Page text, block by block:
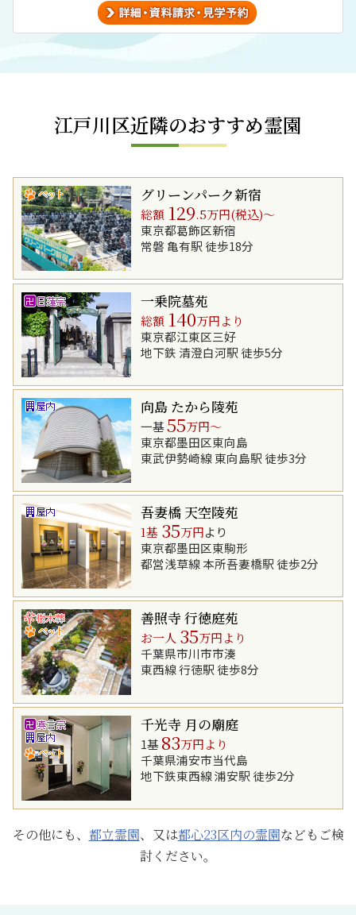
江戸川区近隣のおすすめ霊園
グリーンパーク新宿
総額 129.5万円(税込)～
東京都葛飾区新宿
常磐 亀有駅 徒歩18分
一乗院墓苑
総額 140万円より
東京都江東区三好
地下鉄 清澄白河駅 徒歩5分
向島 たから陵苑
一基55万円～
東京都墨田区東向島
東武伊勢崎線 東向島駅 徒歩3分
吾妻橋 天空陵苑
1基 35万円より
東京都墨田区東駒形
都営浅草線 本所吾妻橋駅 徒歩2分
善照寺 行徳庭苑
お一人 35万円より
千葉県市川市市湊
東西線 行徳駅 徒歩8分
千光寺 月の廟庭
1基83万円より
千葉県浦安市当代島
地下鉄東西線 浦安駅 徒歩2分
その他にも、 都立霊園、又は都心23区内の霊園などもご検
討ください。